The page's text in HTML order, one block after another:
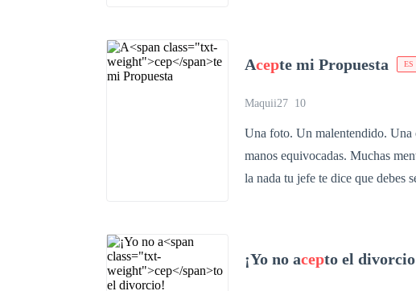
energía de su loba para sobrevivir y
nuevo, Arianne está tentada a
por una cosa: venganza. Así
despierte en Axel algo que creyó
transforma en hambre de algo más. La razón es que el corazón del lobo sin
Acepte mi Propuesta ES
Maquii27 10
Una foto. Un malentendido. Una
manos equivocadas. Muchas
la nada tu jefe te dice que debes
¡Yo no acepto el